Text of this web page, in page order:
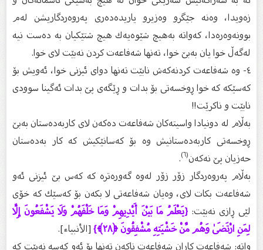
زەویدا، وەنە جێگرو وەزیرو یاریدەدەری پەروەردگاریشن لەم
بوونەوەرەدا، كەواتە بەهیچ شێوەیەك هیچ شتێكیان بە دەست نیە
لەگەڵ خوا یان بەبێ‌ خوا، تەنها شەفاعەت كردن نەبێت لای خوا.
٤- وە شەفاعەت كردنەكەش نابێت تەنها دوای ئیزنی خوا، ئەویش بۆ
كەسێكە كە خوا ڕوخسەتی بۆ بدات و ڕێگەی پێ‌ بدات ئەگینا سوودی
نابێت و ناكرێت!!
بەڵام لە دونیادا واسیتەكان شەفاعەت دەكەن لای كاربەدەستان بەبێ‌
ڕوخسەتی كاربەدەستانیش وە بۆ كەسانێكیش كە كار بەدەستان
حەزیان پێ‌ نەكەن(٦) .
بەڵام پەروەردگار زۆر زۆر لەوە گەورەترە كە كەس بێ‌ ئیزنی ئەو
شەفاعەت بكات لای، وەیان شەفاعەتی لا بكەن بۆ كەسێك كە خۆی
لێی ڕازی نەبێت:{يَعْلَمُ مَا بَيْنَ أَيْدِيهِمْ وَمَا خَلْفَهُمْ وَلَا يَشْفَعُونَ إِلَّا
لِمَنِ ارْتَضَىٰ وَهُم مِّنْ خَشْيَتِهِ مُشْفِقُونَ ﴿٢٨﴾}
[الأنبياء].
واتە: شەفاعەت كاران شەفاعەت ناكەن تەنها بۆ ئەو كەسە نەبێت كە